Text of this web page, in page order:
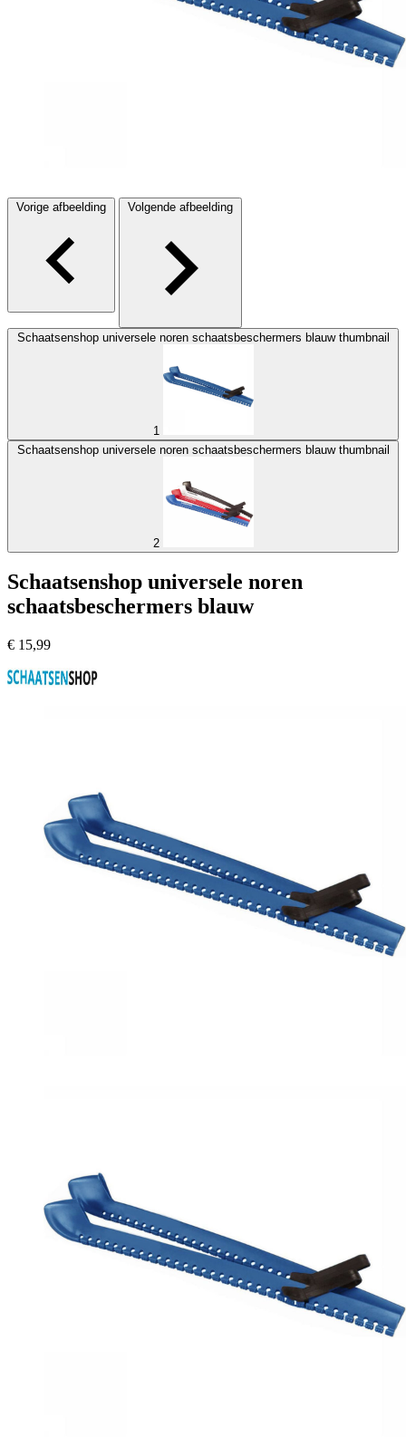
Vorige afbeelding Volgende afbeelding
Schaatsenshop universele noren schaatsbeschermers blauw thumbnail
1
Schaatsenshop universele noren schaatsbeschermers blauw thumbnail
2
Schaatsenshop universele noren
schaatsbeschermers blauw
€ 15,99